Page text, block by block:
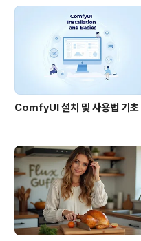
없습니다. 그런데 정말 현대적입니다.
실제로 카유보트는 사진에 대해 관심
사진을 기반으로 제작했다는 주장도
쪽에 몸이 반으로 잘린 크로핑(cropp..
ComfyUI 설치 및 사용법 기초